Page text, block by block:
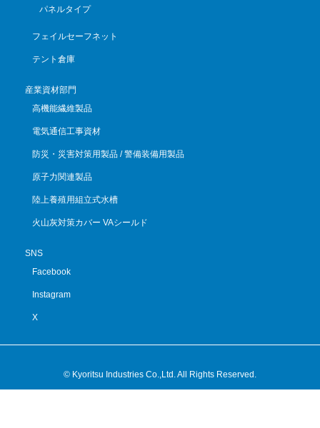
パネルタイプ
フェイルセーフネット
テント倉庫
産業資材部門
高機能繊維製品
電気通信工事資材
防災・災害対策用製品 / 警備装備用製品
原子力関連製品
陸上養殖用組立式水槽
火山灰対策カバー VAシールド
SNS
Facebook
Instagram
X
© Kyoritsu Industries Co.,Ltd. All Rights Reserved.